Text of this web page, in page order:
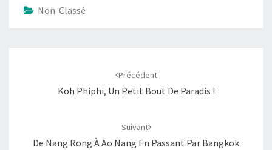
Non Classé
Précédent
Koh Phiphi, Un Petit Bout De Paradis !
Suivant
De Nang Rong À Ao Nang En Passant Par Bangkok